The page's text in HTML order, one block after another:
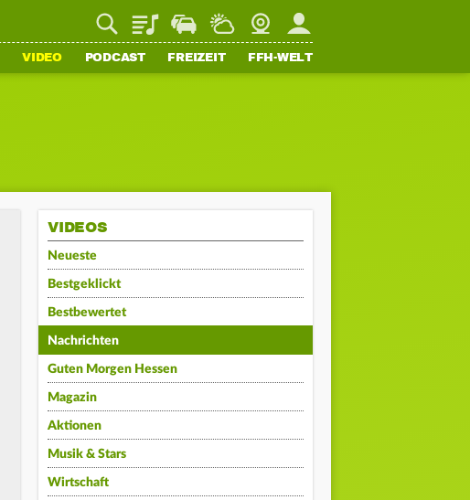
PlaylistStaupilotWetterWebcamMein FFH
VIDEO PODCAST FREIZEIT FFH-WELT
VIDEOS
Neueste
Bestgeklickt
Bestbewertet
Nachrichten
Guten Morgen Hessen
Magazin
Aktionen
Musik & Stars
Wirtschaft